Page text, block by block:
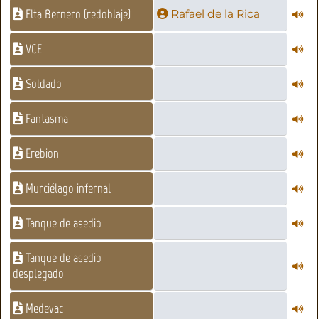
Elta Bernero (redoblaje) Rafael de la Rica
VCE
Soldado
Fantasma
Erebion
Murciélago infernal
Tanque de asedio
Tanque de asedio
desplegado
Medevac